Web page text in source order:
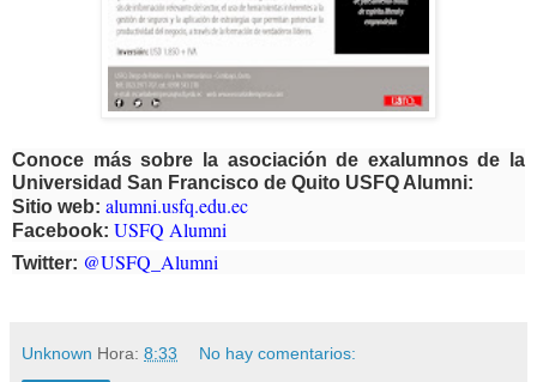
Conoce más sobre la asociación de exalumnos de la
Universidad San Francisco de Quito USFQ Alumni:
Sitio web: alumni.usfq.edu.ec
Facebook: USFQ Alumni
Twitter: @USFQ_Alumni
Unknown Hora: 8:33 No hay comentarios: